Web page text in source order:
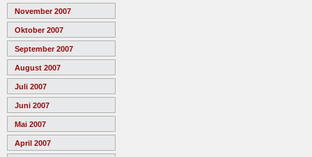
November 2007
Oktober 2007
September 2007
August 2007
Juli 2007
Juni 2007
Mai 2007
April 2007